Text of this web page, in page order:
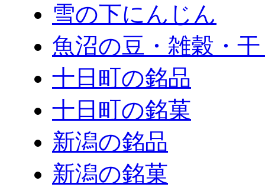
雪の下にんじん
魚沼の豆・雑穀・
十日町の銘品
十日町の銘菓
新潟の銘品
新潟の銘菓